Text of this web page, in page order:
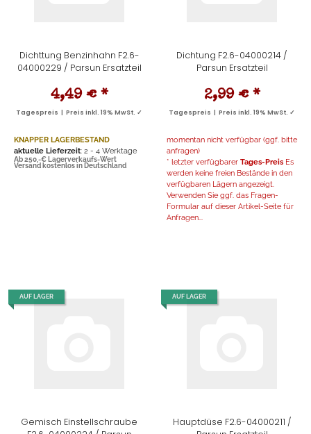
Dichttung Benzinhahn F2.6-
04000229 / Parsun Ersatzteil
4,49 € *
Tagespreis | Preis inkl. 19% MwSt. ✓
KNAPPER LAGERBESTAND
aktuelle Lieferzeit: 2 - 4 Werktage
Ab 250,-€ Lagerverkaufs-Wert
Versand kostenlos in Deutschland
Dichtung F2.6-04000214 /
Parsun Ersatzteil
2,99 € *
Tagespreis | Preis inkl. 19% MwSt. ✓
momentan nicht verfügbar (ggf. bitte
anfragen)
* letzter verfügbarer Tages-Preis Es
werden keine freien Bestände in den
verfügbaren Lägern angezeigt.
Verwenden Sie ggf. das Fragen-
Formular auf dieser Artikel-Seite für
Anfragen...
AUF LAGER
Gemisch Einstellschraube
AUF LAGER
Hauptdüse F2.6-04000211 /